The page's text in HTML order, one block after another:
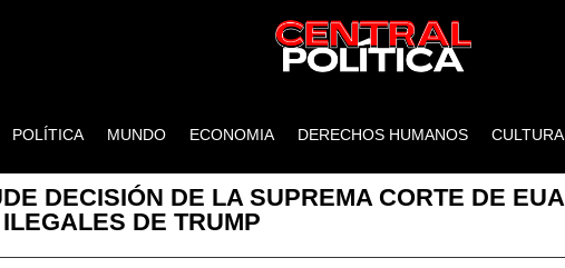
POLÍTICA MUNDO ECONOMIA DERECHOS HUMANOS CULTURA
DECISIÓN DE LA SUPREMA CORTE DE EUA
DE TRUMP